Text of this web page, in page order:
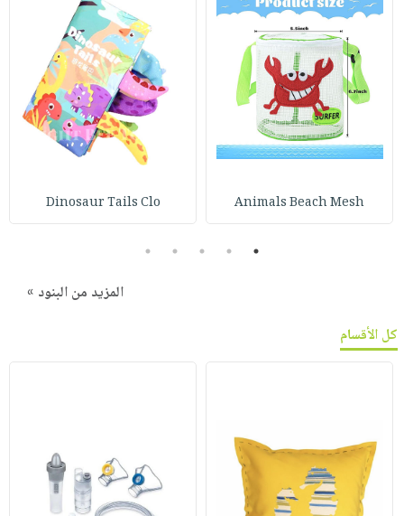
Animals Beach Mesh
Dinosaur Tails Clo
1
2
3
4
5
المزيد من البنود »
كل الأقسام